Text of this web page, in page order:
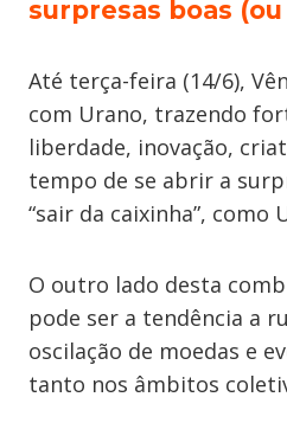
surpresas boas (ou
Até terça-feira (14/6),
com Urano, trazendo
liberdade, inovação,
tempo de se abrir a
“sair da caixinha”, como
O outro lado desta
pode ser a tendência a
oscilação de moedas e
tanto nos âmbitos